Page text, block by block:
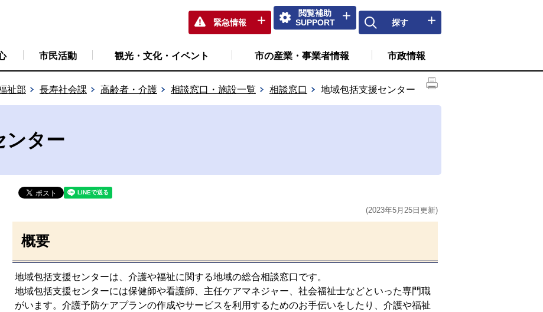
緊急情報
閲覧補助
SUPPORT
探す
市民活動 観光・文化・イベント 市の産業・事業者情報 市政情報
祉部 長寿社会課 高齢者・介護 相談窓口・施設一覧 相談窓口 地域包括支援センター
ンター
(2023年5月25日更新)
概要
地域包括支援センターは、介護や福祉に関する地域の総合相談窓口です。
地域包括支援センターには保健師や看護師、主任ケアマネジャー、社会福祉士などといった専門職
がいます。介護予防ケアプランの作成やサービスを利用するためのお手伝いをしたり、介護や福祉